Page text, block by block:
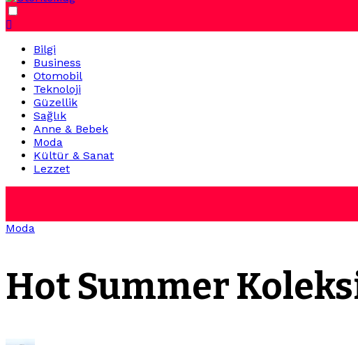
Dark
mode
Bilgi
Business
Otomobil
Teknoloji
Güzellik
Sağlık
Anne & Bebek
Moda
Kültür & Sanat
Lezzet
Moda
Hot Summer